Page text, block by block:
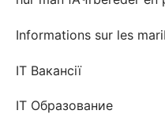
Informations sur les
IT Вакансії
IT Образование